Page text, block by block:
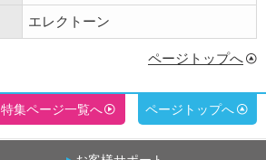
エレクトーン
ページトップへ
特集ページ一覧へ ページトップへ